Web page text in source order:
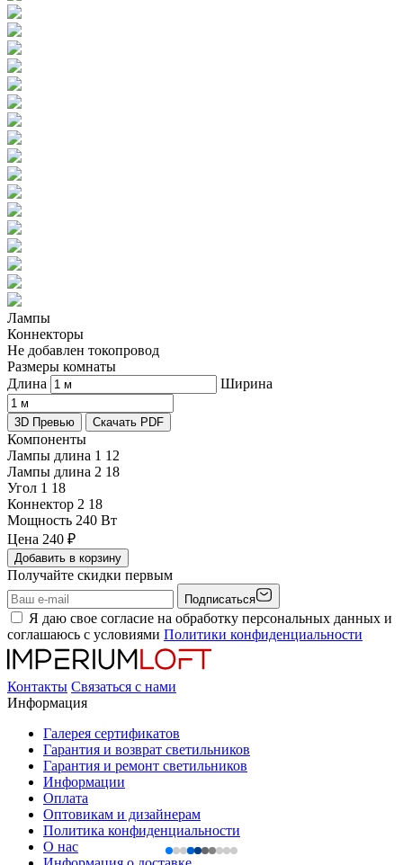
Лампы
Коннекторы
Не добавлен токопровод
Размеры комнаты
Длина
Ширина
3D Превью Скачать PDF
Компоненты
Лампы длина 1 12
Лампы длина 2 18
Угол 1 18
Коннектор 2 18
Мощность 240 Вт
Цена 240 ₽
Добавить в корзину
Получайте скидки первым
Подписаться
Я даю свое согласие на обработку персональных данных и
соглашаюсь с условиями Политики конфиденциальности
Контакты Связаться с нами
Информация
Галерея сертификатов
Гарантия и возврат светильников
Гарантия и ремонт светильников
Информации
Оплата
Оптовикам и дизайнерам
Политика конфиденциальности
О нас